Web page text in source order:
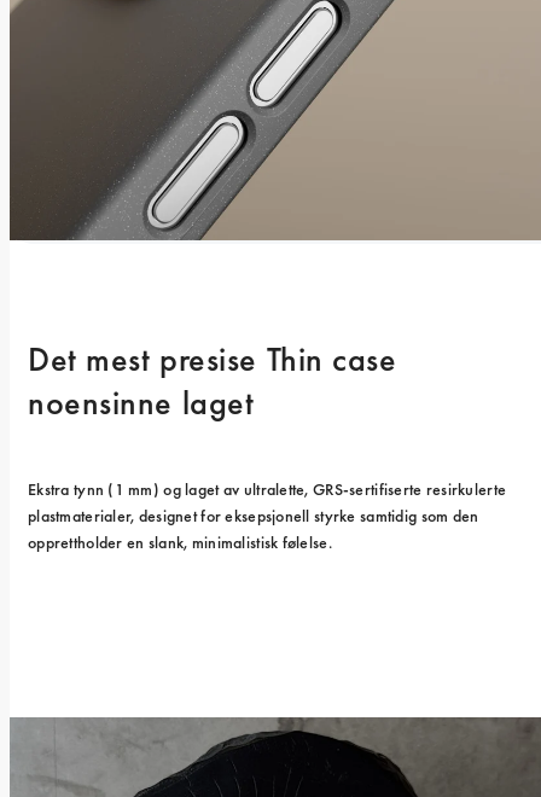
Det mest presise Thin case
noensinne laget
Ekstra tynn (1 mm) og laget av ultralette, GRS-sertifiserte resirkulerte
plastmaterialer, designet for eksepsjonell styrke samtidig som den
opprettholder en slank, minimalistisk følelse.